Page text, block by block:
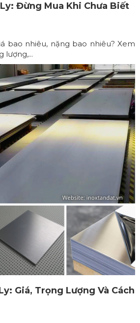
Đừng Mua Khi Chưa Biết
bao nhiêu, nặng bao nhiêu? Xem
lượng,...
Giá, Trọng Lượng Và Cách